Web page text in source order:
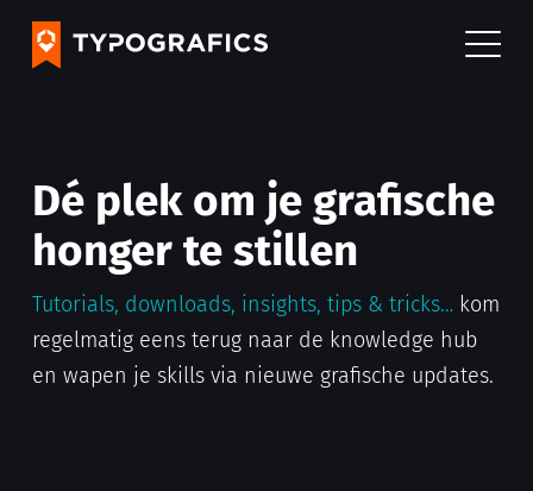
Dé plek om je grafische
honger te stillen
Tutorials, downloads, insights, tips & tricks… kom
regelmatig eens terug naar de knowledge hub
en wapen je skills via nieuwe grafische updates.